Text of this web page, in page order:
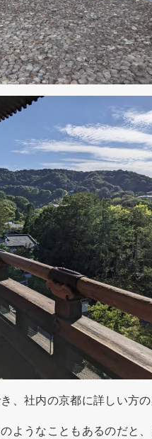
、社内の京都に詳しい方
ようなこともあるのだと、